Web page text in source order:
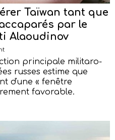
Taïwan tant que
par le
Alaoudinov
principale militaro-
russes estime que
d'une « fenêtre
favorable.